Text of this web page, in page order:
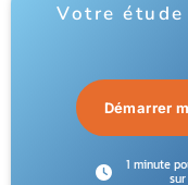
Votre
Démarrer
1 minute